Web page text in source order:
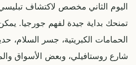
اليوم الثاني مخصص لاكتشاف
تمنحك بداية جيدة لفهم جورجيا. يمكن
الحمامات الكبريتية، جسر السلام،
شارع روستافيلي، وبعض الأسواق